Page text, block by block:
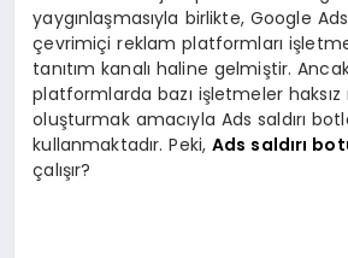
yaygınlaşmasıyla birlikte, Google
çevrimiçi reklam platformları
tanıtım kanalı haline gelmiştir.
platformlarda bazı işletmeler
oluşturmak amacıyla Ads saldırı
kullanmaktadır. Peki,Ads saldırı
çalışır?